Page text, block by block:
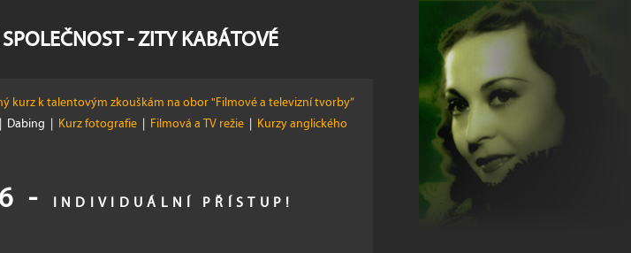
- ZITY KABÁTOVÉ
kurz k talentovým zkouškám na obor "Filmové a televizní tvorby”
| Dabing | Kurz fotografie | Filmová a TV režie | Kurzy anglického
- INDIVIDUÁLNÍ PŘÍSTUP!